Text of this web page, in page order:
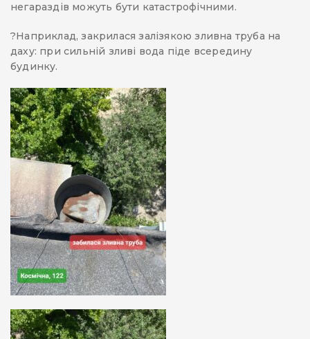
негараздів можуть бути катастрофічними.
?️Наприклад, закрилася залізякою зливна труба на
даху: при сильній зливі вода піде всередину
будинку.